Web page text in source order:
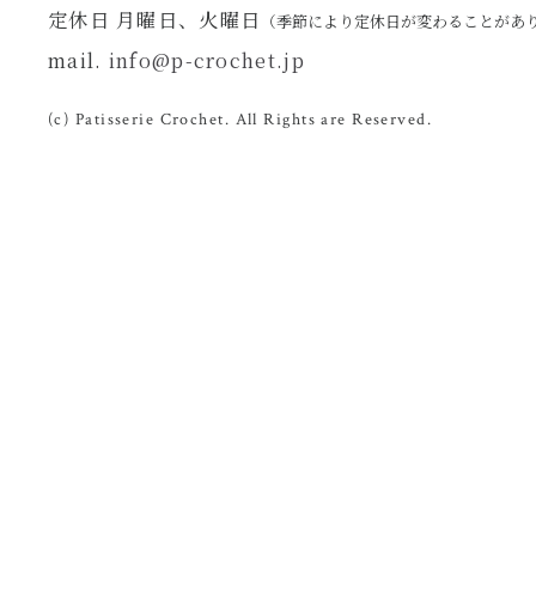
定休日 月曜日、火曜日 （季節により定休日が変わることがあ
mail. info@p-crochet.jp
(c) Patisserie Crochet. All Rights are Reserved.